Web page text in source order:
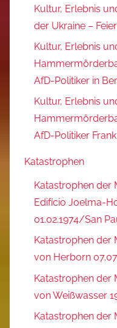
Kultur, Erlebnis
der Ukraine –
Kultur, Erlebnis
AfD-Politiker in
Kultur, Erlebnis
AfD-Politiker
Katastrophen
Katastrophen der
Edifício Joelma-
01.02.1974/San
Katastrophen der
von Herborn
Katastrophen der
von Weißwasser
Katastrophen der